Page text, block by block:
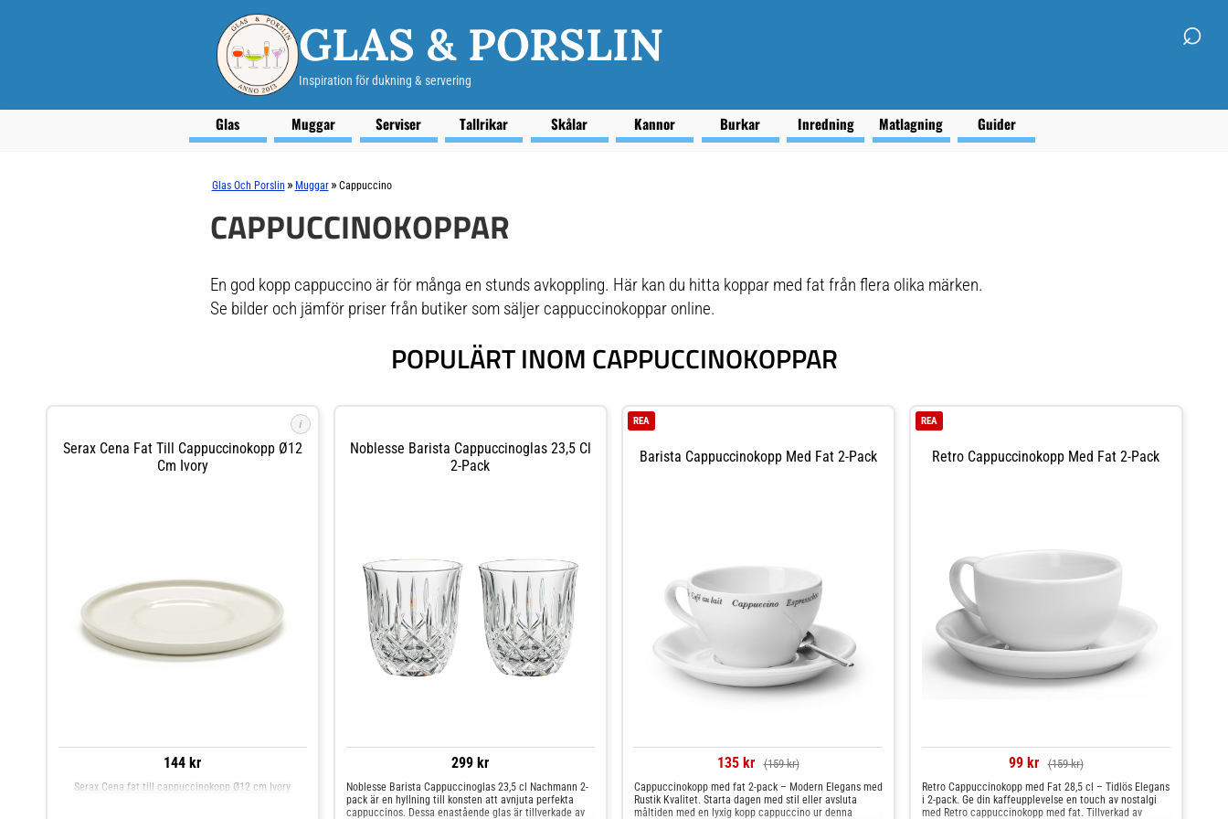
GLAS & PORSLIN
Inspiration för dukning & servering
⌕
Glas Muggar Serviser Tallrikar Skålar Kannor Burkar Inredning Matlagning Guider
Glas Och Porslin » Muggar » Cappuccino
CAPPUCCINOKOPPAR
En god kopp cappuccino är för många en stunds avkoppling. Här kan du hitta koppar med fat från flera olika märken.
Se bilder och jämför priser från butiker som säljer cappuccinokoppar online.
POPULÄRT INOM CAPPUCCINOKOPPAR
i
Serax Cena Fat Till Cappuccinokopp Ø12
Cm Ivory
144 kr
Serax Cena fat till cappuccinokopp Ø12 cm Ivory
Noblesse Barista Cappuccinoglas 23,5 Cl
2-Pack
299 kr
Noblesse Barista Cappuccinoglas 23,5 cl Nachmann 2-
pack är en hyllning till konsten att avnjuta perfekta
cappuccinos. Dessa enastående glas är tillverkade av
Barista Cappuccinokopp Med Fat 2-Pack
REA
135 kr (159 kr)
Cappuccinokopp med fat 2-pack – Modern Elegans med
Rustik Kvalitet. Starta dagen med stil eller avsluta
måltiden med en lyxig kopp cappuccino ur denna
Retro Cappuccinokopp Med Fat 2-Pack
REA
99 kr (159 kr)
Retro Cappuccinokopp med Fat 28,5 cl – Tidlös Elegans
i 2-pack. Ge din kaffeupplevelse en touch av nostalgi
med Retro cappuccinokopp med fat. Tillverkad av